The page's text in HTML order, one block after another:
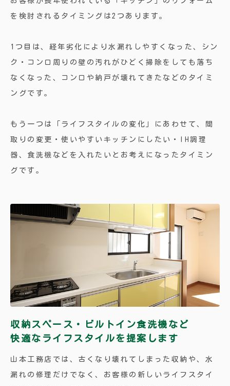
を検討されるタイミングは2つあります。
1つ目は、経年劣化により水漏れしやすくなった、シン
ク・コンロ周りの壁の汚れがひどく掃除をしても落ち
なくなった、コンロや納戸が壊れてきたなどのタイミ
ングです。
もう一つは「ライフスタイルの変化」にあわせて、間
取りの変更・使いやすいキッチンにしたい・IH調理
器、食洗機などを入れたいとお考えになったタイミン
グです。
収納スペース・ビルトイン食洗機など
快適なライフスタイルを提案します
山本工務店では、古くなり壊れてしまった収納や、水
漏れの修理だけでなく、お客様の新しいライフスタイ